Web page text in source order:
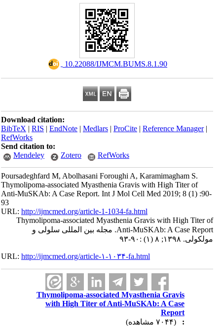
‎ 10.22088/IJMCM.BUMS.8.1.90
Download citation:
BibTeX|RIS|EndNote|Medlars|ProCite|Reference Manager
RefWorks
Send citation to:
Mendeley
Zotero RefWorks
Poursadeghfard M, Abolhasani Foroughi A, Karamimagham S.
Thymolipoma-associated Myasthenia Gravis with High Titer of
Anti-MuSKAb: A Case Report. Int J Mol Cell Med 2019; 8 (1) :90-
93
URL:http://ijmcmed.org/article-1-1034-fa.html
Thymolipoma-associated Myasthenia Gravis with High Titer of
Anti-MuSKAb: A Case Report. مجله بین المللی سلولی و
مولکولی. ۱۳۹۸; ۸ (۱) :۹۰-۹۳
URL:http://ijmcmed.org/article-۱-۱۰۳۴-fa.html
Thymolipoma-associated Myasthenia Gravis
with High Titer of Anti-MuSKAb: A Case
Report